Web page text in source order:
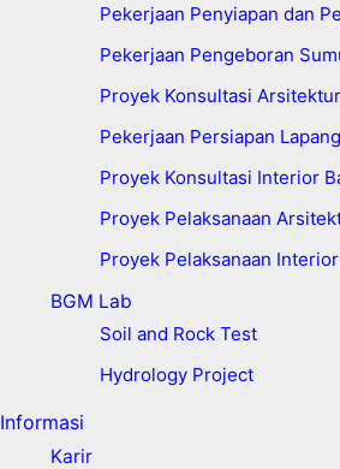
Pekerjaan Penyiapan dan
Pekerjaan Pengeboran
Proyek Konsultasi
Pekerjaan Persiapan
Proyek Konsultasi Interior
Proyek Pelaksanaan
Proyek Pelaksanaan
BGM Lab
Soil and Rock Test
Hydrology Project
Informasi
Karir